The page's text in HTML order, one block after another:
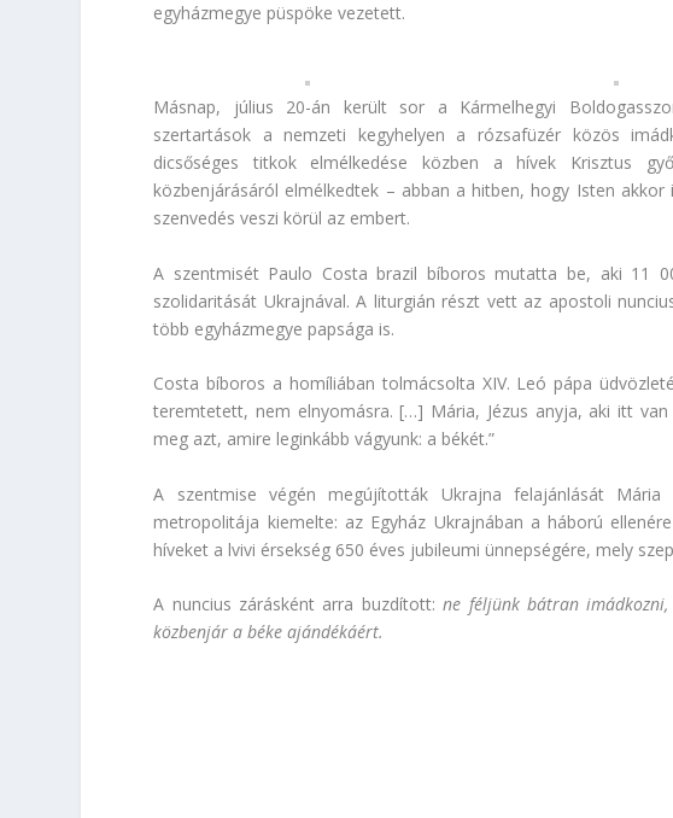
egyházmegye püspöke vezetett.
Másnap, július 20-án került sor a Kármelhegyi
szertartások a nemzeti kegyhelyen a rózsafüzér közös
dicsőséges titkok elmélkedése közben a hívek Krisztus
közbenjárásáról elmélkedtek – abban a hitben, hogy Isten
szenvedés veszi körül az embert.
A szentmisét Paulo Costa brazil bíboros mutatta be, aki 11
szolidaritását Ukrajnával. A liturgián részt vett az apostoli
több egyházmegye papsága is.
Costa bíboros a homíliában tolmácsolta XIV. Leó pápa
teremtetett, nem elnyomásra. […] Mária, Jézus anyja, aki itt
meg azt, amire leginkább vágyunk: a békét.”
A szentmise végén megújították Ukrajna felajánlását Mária
metropolitája kiemelte: az Egyház Ukrajnában a háború
híveket a lvivi érsekség 650 éves jubileumi ünnepségére, mely
A nuncius zárásként arra buzdított:ne féljünk bátran imádkozni,
közbenjár a béke ajándékáért.